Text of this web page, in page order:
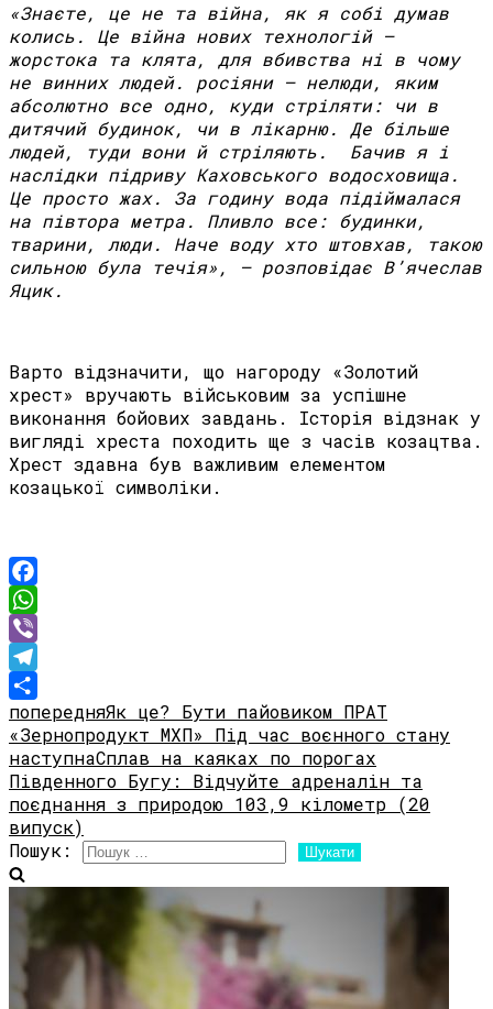
«Знаєте, це не та війна, як я собі думав
колись. Це війна нових технологій –
жорстока та клята, для вбивства ні в чому
не винних людей. росіяни – нелюди, яким
абсолютно все одно, куди стріляти: чи в
дитячий будинок, чи в лікарню. Де більше
людей, туди вони й стріляють. Бачив я і
наслідки підриву Каховського водосховища.
Це просто жах. За годину вода підіймалася
на півтора метра. Пливло все: будинки,
тварини, люди. Наче воду хто штовхав, такою
сильною була течія», – розповідає В’ячеслав
Яцик.
Варто відзначити, що нагороду «Золотий
хрест» вручають військовим за успішне
виконання бойових завдань. Історія відзнак у
вигляді хреста походить ще з часів козацтва.
Хрест здавна був важливим елементом
козацької символіки.
Facebook
WhatsApp
Viber
Telegram
Share
попередняЯк це? Бути пайовиком ПРАТ
«Зернопродукт МХП» Під час воєнного стану
наступнаСплав на каяках по порогах
Південного Бугу: Відчуйте адреналін та
поєднання з природою 103,9 кілометр (20
випуск)
Пошук: